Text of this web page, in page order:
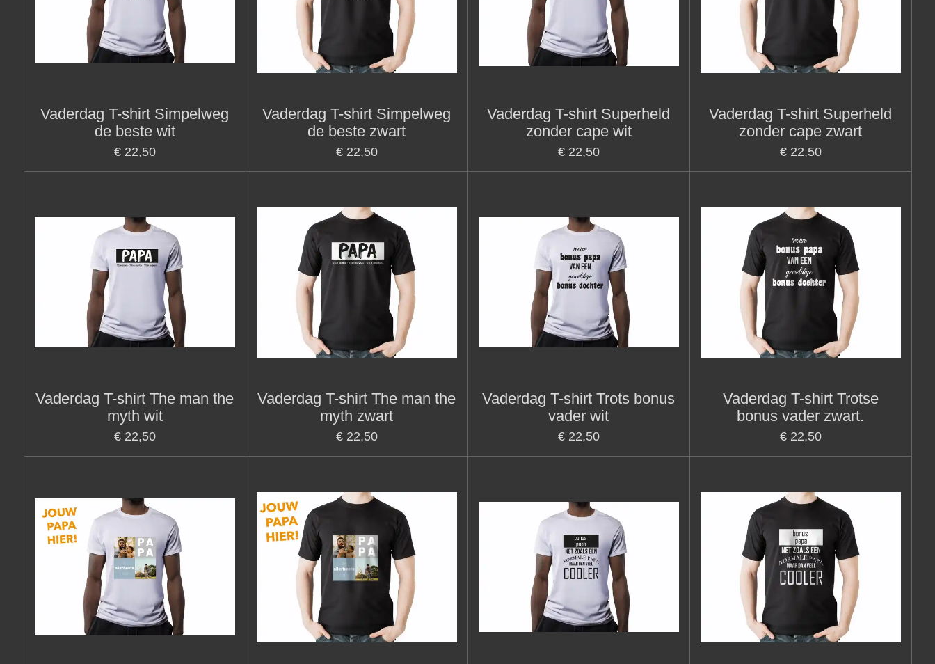
Vaderdag T-shirt Simpelweg
de beste wit
€ 22,50
Vaderdag T-shirt Simpelweg
de beste zwart
€ 22,50
Vaderdag T-shirt Superheld
zonder cape wit
€ 22,50
Vaderdag T-shirt Superheld
zonder cape zwart
€ 22,50
Vaderdag T-shirt The man the
myth wit
€ 22,50
Vaderdag T-shirt The man the
myth zwart
€ 22,50
Vaderdag T-shirt Trots bonus
vader wit
€ 22,50
Vaderdag T-shirt Trotse
bonus vader zwart.
€ 22,50